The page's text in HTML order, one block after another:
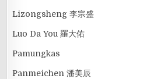
Lizongsheng 李宗盛
Luo Da You 羅大佑
Pamungkas
Panmeichen 潘美辰